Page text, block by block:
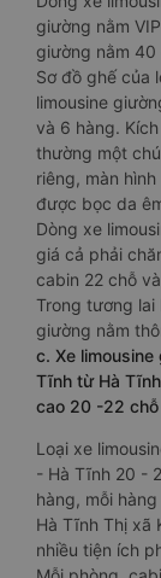
giường nằm
giường nằm 40
Sơ đồ ghế của
limousine
và 6 hàng.
thường một
riêng, màn
được bọc da
Dòng xe
giá cả phải
cabin 22 chỗ
Trong tương lai
giường nằm
c. Xe
Tĩnh từ Hà
cao 20 -22 chỗ
Loại xe
- Hà Tĩnh 20 -
hàng, mỗi
Hà Tĩnh Thị xã
nhiều tiện ích